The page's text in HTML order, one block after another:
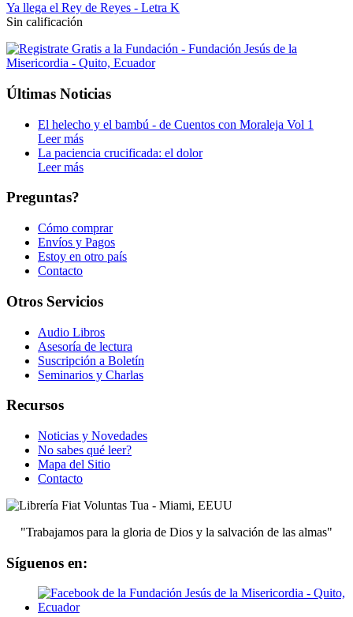
Ya llega el Rey de Reyes - Letra K
Sin calificación
Últimas Noticias
El helecho y el bambú - de Cuentos con Moraleja Vol 1
Leer más
La paciencia crucificada: el dolor
Leer más
Preguntas?
Cómo comprar
Envíos y Pagos
Estoy en otro país
Contacto
Otros Servicios
Audio Libros
Asesoría de lectura
Suscripción a Boletín
Seminarios y Charlas
Recursos
Noticias y Novedades
No sabes qué leer?
Mapa del Sitio
Contacto
"Trabajamos para la gloria de Dios y la salvación de las almas"
Síguenos en: